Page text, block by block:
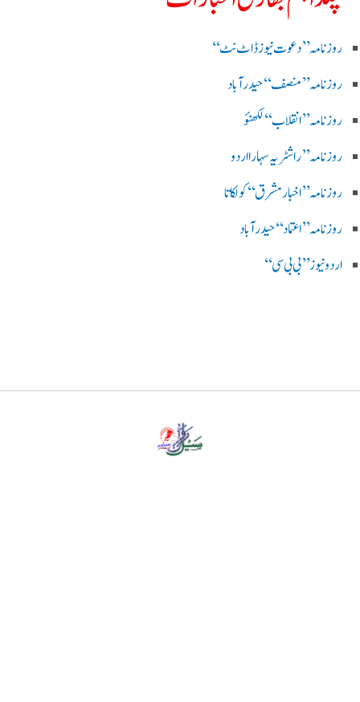
روز نامہ ’’ دعوت نیوز ڈاٹ نٹ‘‘
روزنامہ ’’ منصف‘‘ حیدر آباد
روزنامہ ’’ انقلاب‘‘ لکھنؤ
روز نامہ ’’راشٹریہ سہارا اردو
روزنامہ ’’اخبارمشرق‘‘ کولکاتا
روزنامہ ’’اعتماد‘‘ حیدرآباد
اردو نیوز ’’بی بی سی‘‘